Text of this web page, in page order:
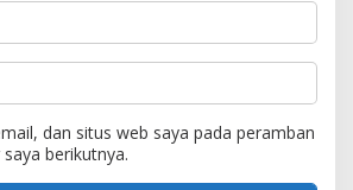
dan situs web saya pada peramban
berikutnya.